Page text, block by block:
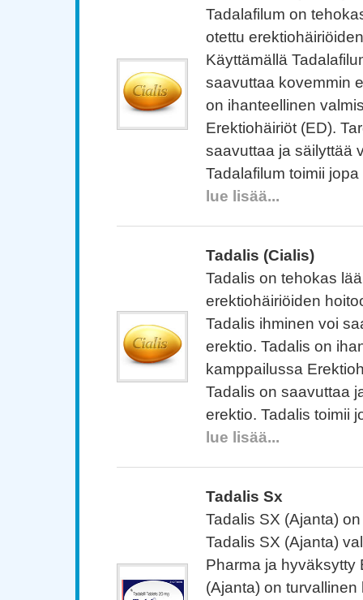
Tadalafilum on
otettu
Käyttämällä
saavuttaa kovemmin
on ihanteellinen
Erektiohäiriöt (ED).
saavuttaa ja säilyttää
Tadalafilum toimii
lue lisää...
Tadalis (Cialis)
Tadalis on tehokas
erektiohäiriöiden
Tadalis ihminen voi
erektio. Tadalis on
kamppailussa
Tadalis on saavuttaa
erektio. Tadalis toimii
lue lisää...
Tadalis Sx
Tadalis SX (Ajanta)
Tadalis SX (Ajanta)
Pharma ja hyväksytty
(Ajanta) on